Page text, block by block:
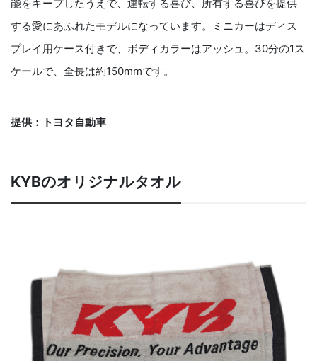
能をキープしたうえで、運転する喜び、所有する喜びを提供
する愛にあふれたモデルになっています。ミニカーはディス
プレイ用ケース付きで、ボディカラーはアッシュ。30分の1ス
ケールで、全長は約150mmです。
提供：トヨタ自動車
KYBのオリジナルタオル